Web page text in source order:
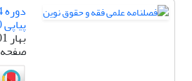
پیاپی 10
بهار 1401
صفحه